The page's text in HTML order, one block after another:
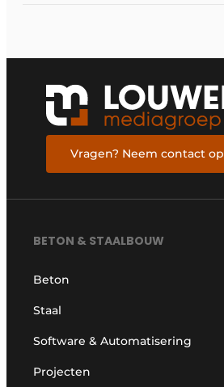
Vragen? Neem contact op
BETON & STAALBOUW
Beton
Staal
Software & Automatisering
Projecten